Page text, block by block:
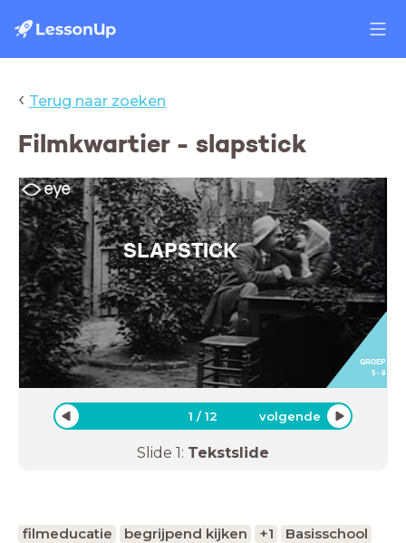
‹ Terug naar zoeken
Filmkwartier - slapstick
GROEP
5 - 8
SLAPSTICK
1 /12 volgende
Slide 1: Tekstslide
filmeducatie begrijpend kijken +1
Basisschool